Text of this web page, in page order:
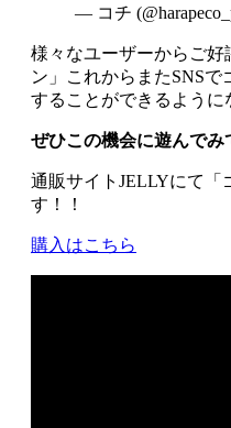
— コチ
様々なユーザーからご
ン」これからまたSNSで
することができるように
ぜひこの機会に遊んでみ
通販サイトJELLYにて「
す！！
購入はこちら